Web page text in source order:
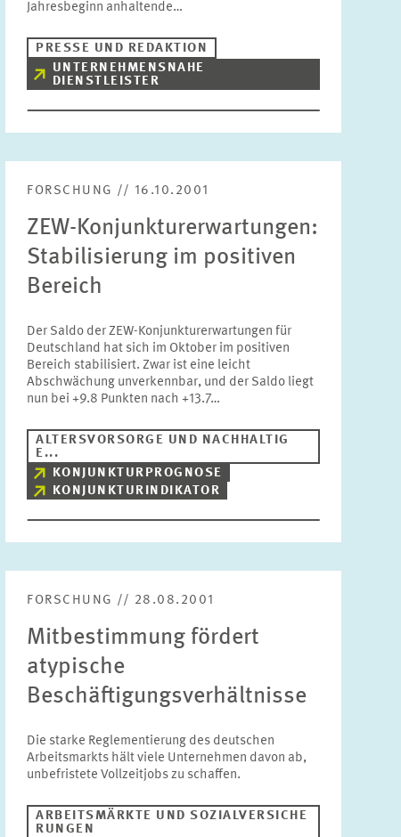
Jahresbeginn anhaltende…
PRESSE UND REDAKTION
UNTERNEHMENSNAHE
DIENSTLEISTER
FORSCHUNG // 16.10.2001
ZEW-Konjunkturerwartungen:
Stabilisierung im positiven
Bereich
Der Saldo der ZEW-Konjunkturerwartungen für
Deutschland hat sich im Oktober im positiven
Bereich stabilisiert. Zwar ist eine leicht
Abschwächung unverkennbar, und der Saldo liegt
nun bei +9.8 Punkten nach +13.7…
ALTERSVORSORGE UND NACHHALTIG
E...
KONJUNKTURPROGNOSE
KONJUNKTURINDIKATOR
FORSCHUNG // 28.08.2001
Mitbestimmung fördert
atypische
Beschäftigungsverhältnisse
Die starke Reglementierung des deutschen
Arbeitsmarkts hält viele Unternehmen davon ab,
unbefristete Vollzeitjobs zu schaffen.
ARBEITSMÄRKTE UND SOZIALVERSICHE
RUNGEN